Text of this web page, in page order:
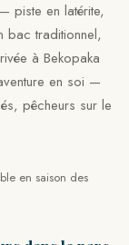
piste en latérite,
bac traditionnel,
à Bekopaka
en soi —
pêcheurs sur le
en saison des